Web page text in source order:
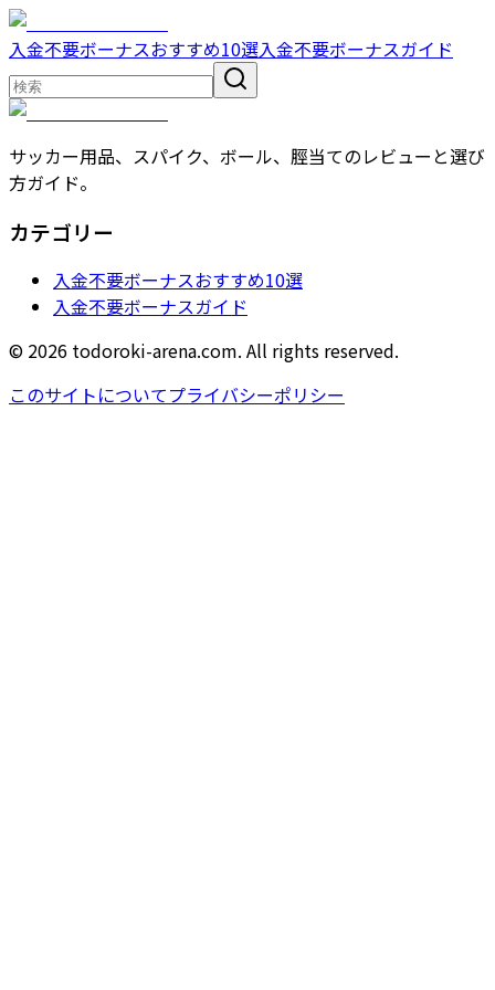
入金不要ボーナスおすすめ10選入金不要ボーナスガイド
サッカー用品、スパイク、ボール、脛当てのレビューと選び
方ガイド。
カテゴリー
入金不要ボーナスおすすめ10選
入金不要ボーナスガイド
© 2026 todoroki-arena.com. All rights reserved.
このサイトについてプライバシーポリシー